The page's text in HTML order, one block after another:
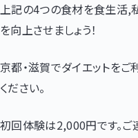
上記の4つの食材を食生活,
を向上させましょう！
京都・滋賀でダイエットを
ください。
初回体験は2,000円です。ご